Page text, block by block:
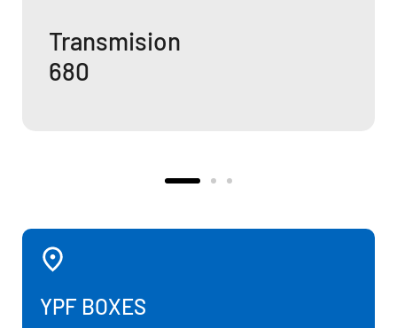
Transmision
YPF BOXES